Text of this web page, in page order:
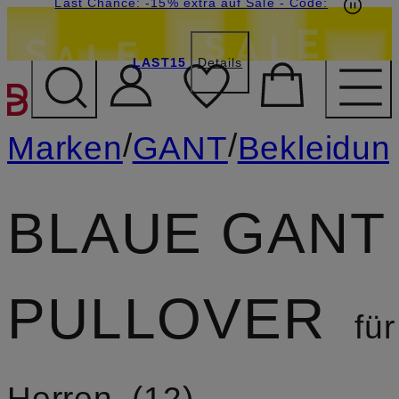
ZUM HAUPTINHALT
LAST15 Details
Marken/GANT/
BLAUE GANT
PULLOVER
für